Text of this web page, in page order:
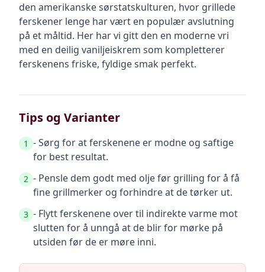
den amerikanske sørstatskulturen, hvor grillede
ferskener lenge har vært en populær avslutning
på et måltid. Her har vi gitt den en moderne vri
med en deilig vaniljeiskrem som kompletterer
ferskenens friske, fyldige smak perfekt.
Tips og Varianter
1 - Sørg for at ferskenene er modne og saftige
for best resultat.
2 - Pensle dem godt med olje før grilling for å få
fine grillmerker og forhindre at de tørker ut.
3 - Flytt ferskenene over til indirekte varme mot
slutten for å unngå at de blir for mørke på
utsiden før de er møre inni.